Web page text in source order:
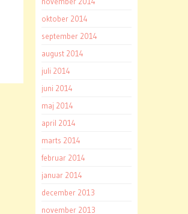
oktober 2014
september 2014
august 2014
juli 2014
juni 2014
maj 2014
april 2014
marts 2014
februar 2014
januar 2014
december 2013
november 2013